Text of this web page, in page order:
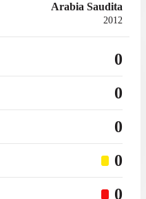
Arabia Saudita
2012
0
0
0
0
0